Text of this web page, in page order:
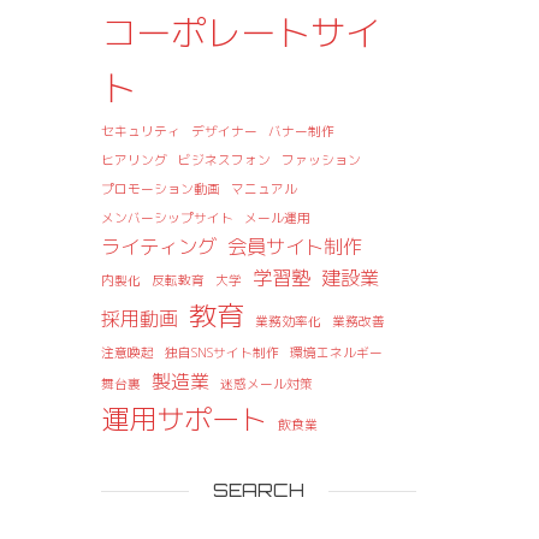
コーポレートサイ
ト
セキュリティ デザイナー
バナー制作
ヒアリング
ビジネスフォン
ファッション
プロモーション動画
マニュアル
メンバーシップサイト
メール運用
ライティング 会員サイト制作
内製化 反転教育 大学 学習塾 建設業
採用動画 教育 業務効率化
業務改善
注意喚起
独自SNSサイト制作
環境エネルギー
舞台裏
製造業 迷惑メール対策
運用サポート 飲食業
SEARCH